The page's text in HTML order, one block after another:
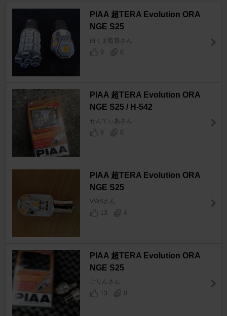
PIAA 超TERA Evolution ORA
NGE S25
白くま監督さん
9
0
PIAA 超TERA Evolution ORA
NGE S25 / H-542
せんてぃあさん
8
0
PIAA 超TERA Evolution ORA
NGE S25
VWSさん
13
4
PIAA 超TERA Evolution ORA
NGE S25
ごりんさん
13
0